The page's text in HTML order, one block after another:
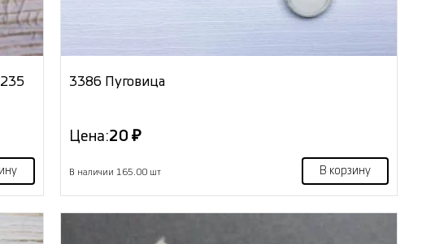
3386 Пуговица
Цена:20 ₽
В наличии 165.00 шт В корзину